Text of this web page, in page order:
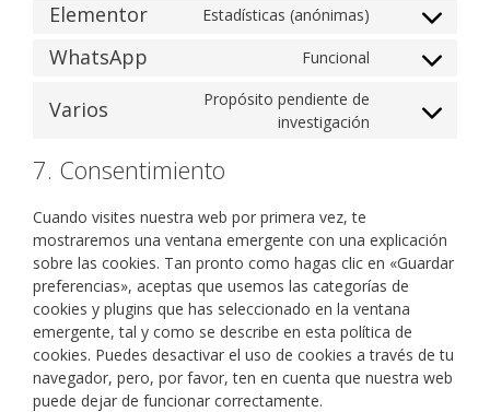
Elementor Estadísticas (anónimas)
WhatsApp Funcional
Varios
Propósito pendiente de
investigación
7. Consentimiento
Cuando visites nuestra web por primera vez, te
mostraremos una ventana emergente con una explicación
sobre las cookies. Tan pronto como hagas clic en «Guardar
preferencias», aceptas que usemos las categorías de
cookies y plugins que has seleccionado en la ventana
emergente, tal y como se describe en esta política de
cookies. Puedes desactivar el uso de cookies a través de tu
navegador, pero, por favor, ten en cuenta que nuestra web
puede dejar de funcionar correctamente.